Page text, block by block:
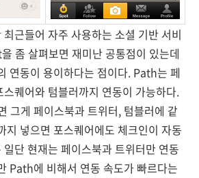
근들어 자주 사용하는 소셜 기반 서비
좀 살펴보면 재미난 공통점이 있는데
연동이 용이하다는 점이다. Path는 페
퀘어와 텀블러까지 연동이 가능하다.
그게 페이스북과 트위터, 텀블러에 같
지 넣으면 포스퀘어에도 체크인이 자동
단 현재는 페이스북과 트위터만 연동
Path에 비해서 연동 속도가 빠르다는